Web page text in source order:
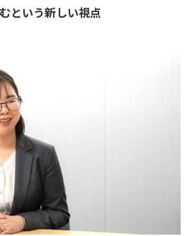
という新しい視点